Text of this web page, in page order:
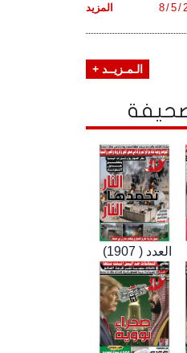
المزيد 8/5/
الـمـزيــد +
العدد ( 1907)